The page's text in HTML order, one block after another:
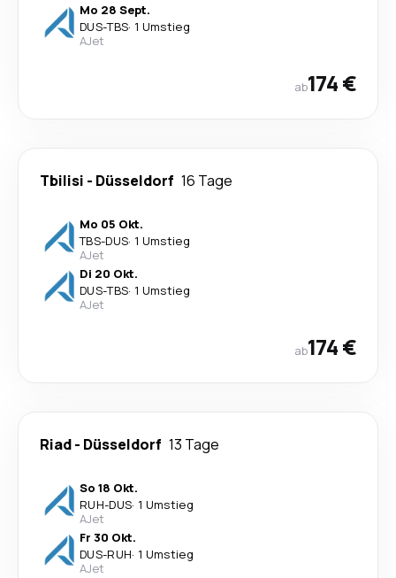
Mo 28 Sept.
DUS-TBS· 1 Umstieg
AJet
ab174 €
Tbilisi - Düsseldorf 16 Tage
Mo 05 Okt.
TBS-DUS· 1 Umstieg
AJet
Di 20 Okt.
DUS-TBS· 1 Umstieg
AJet
ab174 €
Riad- Düsseldorf 13 Tage
So 18 Okt.
RUH-DUS· 1 Umstieg
AJet
Fr 30 Okt.
DUS-RUH· 1 Umstieg
AJet